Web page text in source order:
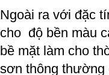
Ngoài ra với đặc
cho độ bền màu
bề mặt làm cho
sơn thông thường